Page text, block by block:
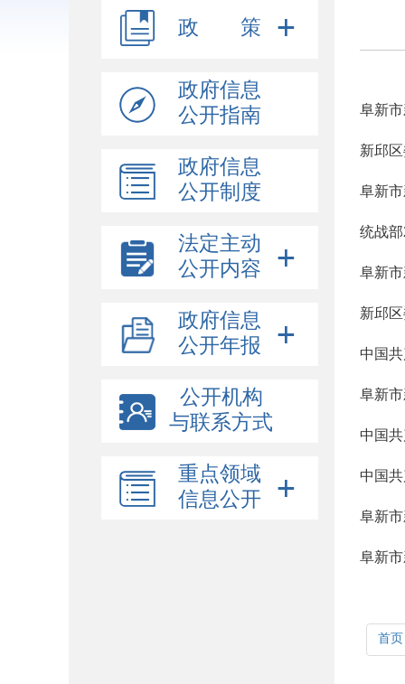
政 策
政府信息
公开指南
政府信息
公开制度
法定主动
公开内容
政府信息
公开年报
公开机构
与联系方式
重点领域
信息公开
阜新
新邱
阜新
统战
阜新
新邱
中国
阜新
中国
中国
阜新
阜新
首页